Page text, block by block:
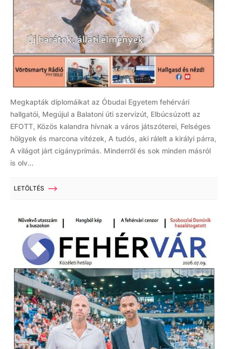
Megkapták diplomáikat az Óbudai Egyetem fehérvári
hallgatói, Megújul a Balatoni úti szervizút, Elbúcsúzott az
EFOTT, Közös kalandra hívnak a város játszóterei, Felséges
hölgyek és marcona vitézek, A tudós, aki rálelt a királyi párra,
A világot járt cigányprímás. Minderről és sok minden másról
is olv...
LETÖLTÉS